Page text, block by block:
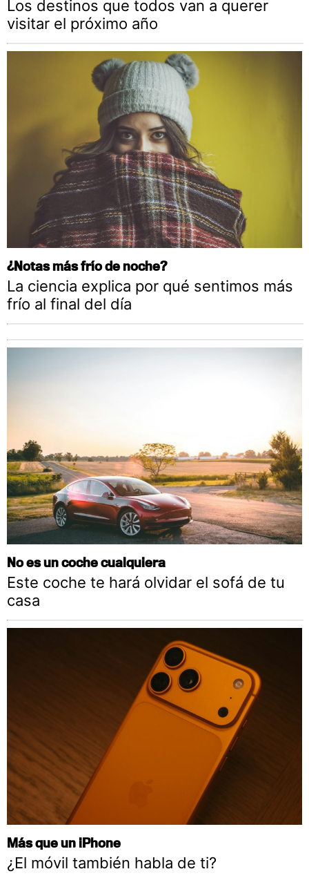
Los destinos que todos van a querer
visitar el próximo año
¿Notas más frío de noche?
La ciencia explica por qué sentimos más
frío al final del día
No es un coche cualquiera
Este coche te hará olvidar el sofá de tu
casa
Más que un iPhone
¿El móvil también habla de ti?